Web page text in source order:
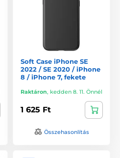
Soft Case iPhone SE
2022 / SE 2020 / iPhone
8 / iPhone 7, fekete
Raktáron, kedden 8. 11. Önnél
1 625 Ft
Összehasonlítás